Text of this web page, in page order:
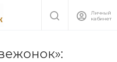
Личный
кабинет